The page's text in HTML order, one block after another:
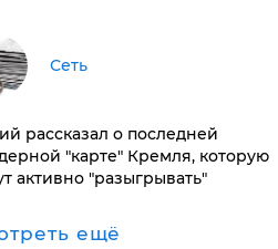
Сеть
рассказал о последней
"карте" Кремля, которую
активно "разыгрывать"
ещё